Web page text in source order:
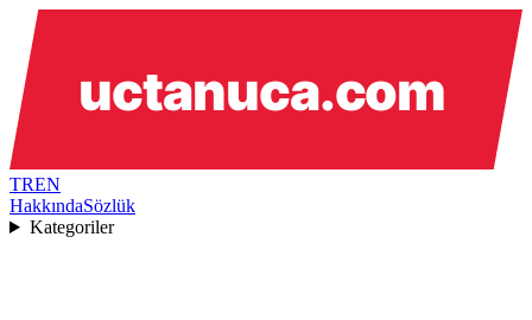
TREN
HakkındaSözlük
Kategoriler